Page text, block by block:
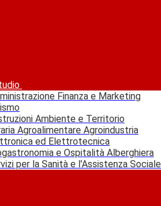
Finanza e Marketing
Ambiente e Territorio
Agroalimentare Agroindustria
ed Elettrotecnica
e Ospitalità Alberghiera
per la Sanità e l'Assistenza Sociale